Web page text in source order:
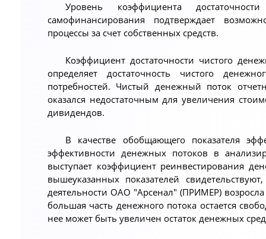
Уровень коэффициента
самофинансирования подтверждает
процессы за счет собственных средств.
Коэффициент достаточности чистого
определяет достаточность чистого
потребностей. Чистый денежный поток
оказался недостаточным для увеличения
дивидендов.
В качестве обобщающего показателя
эффективности денежных потоков в
выступает коэффициент реинвестирования
вышеуказанных показателей
деятельности ОАО "Арсенал" (ПРИМЕР)
большая часть денежного потока остается
нее может быть увеличен остаток денежных